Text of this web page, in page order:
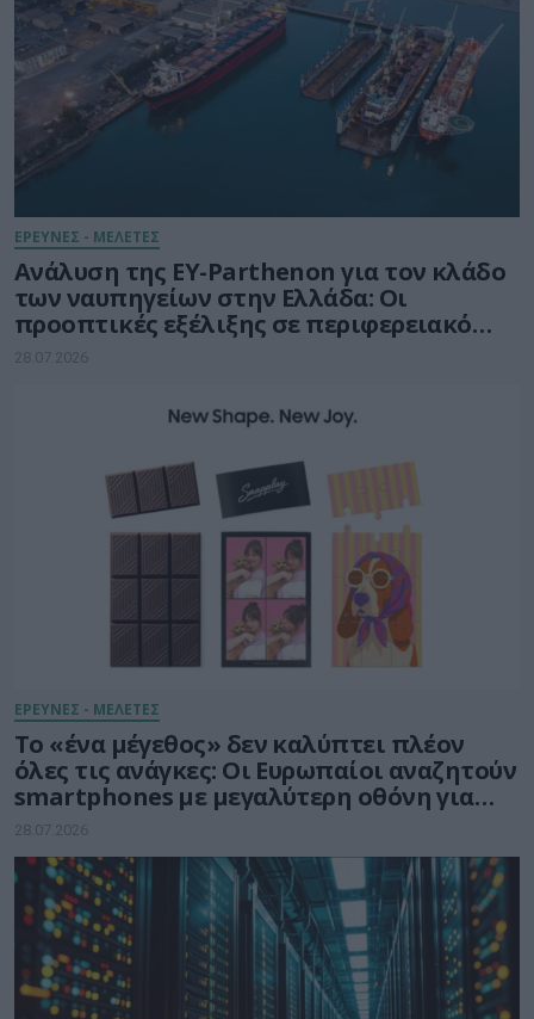
ΕΡΕΥΝΕΣ - ΜΕΛΕΤΕΣ
Ανάλυση της EY-Parthenon για τον κλάδο
των ναυπηγείων στην Ελλάδα: Οι
προοπτικές εξέλιξης σε περιφερειακό
ναυπηγοεπισκευαστικό κόμβο
28.07.2026
ΕΡΕΥΝΕΣ - ΜΕΛΕΤΕΣ
Το «ένα μέγεθος» δεν καλύπτει πλέον
όλες τις ανάγκες: Οι Ευρωπαίοι αναζητούν
smartphones με μεγαλύτερη οθόνη για
την ολοκλήρωση πολύπλοκων εργασιών
28.07.2026